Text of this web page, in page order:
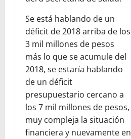
Se está hablando de un
déficit de 2018 arriba de los
3 mil millones de pesos
más lo que se acumule del
2018, se estaría hablando
de un déficit
presupuestario cercano a
los 7 mil millones de pesos,
muy compleja la situación
financiera y nuevamente en